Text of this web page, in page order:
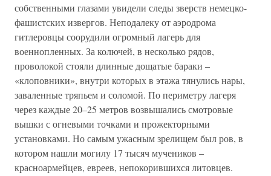
собственными глазами увидели следы зверств немецко-
фашистских извергов. Неподалеку от аэродрома
гитлеровцы соорудили огромный лагерь для
военнопленных. За колючей, в несколько рядов,
проволокой стояли длинные дощатые бараки –
«клоповники», внутри которых в этажа тянулись нары,
заваленные тряпьем и соломой. По периметру лагеря
через каждые 20–25 метров возвышались смотровые
вышки с огневыми точками и прожекторными
установками. Но самым ужасным зрелищем был ров, в
котором нашли могилу 17 тысяч мучеников –
красноармейцев, евреев, непокорившихся литовцев.